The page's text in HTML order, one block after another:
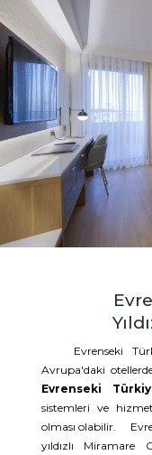
Evrenseki
Avrupa'daki
Evrenseki
sistemleri ve
olması olabilir.
yıldızlı Miramare